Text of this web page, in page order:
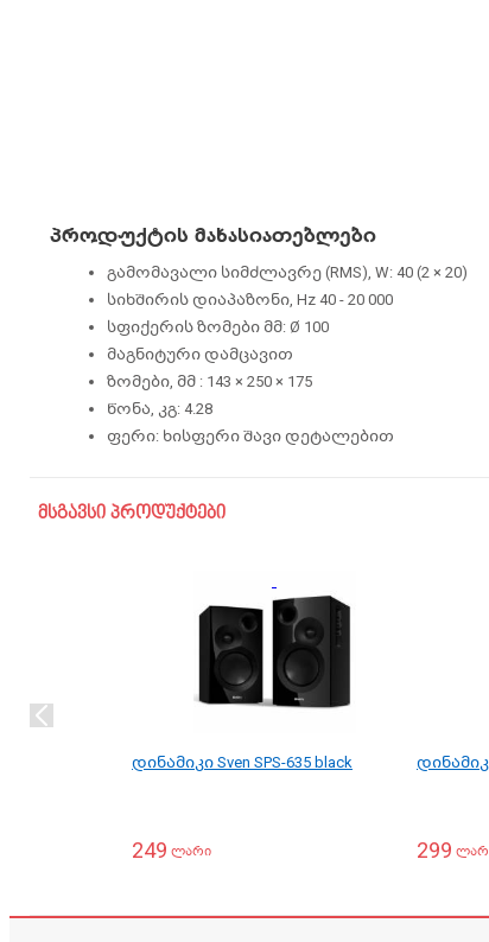
პროდუქტის მახასიათებლები
გამომავალი სიმძლავრე (RMS), W: 40 (2 × 20)
სიხშირის დიაპაზონი, Hz 40 - 20 000
სფიქერის ზომები მმ: Ø 100
მაგნიტური დამცავით
ზომები, მმ : 143 × 250 × 175
წონა, კგ: 4.28
ფერი: ხისფერი შავი დეტალებით
მსგავსი პროდუქტები
დინამიკი Sven SPS-635 black
249 ლარი 299